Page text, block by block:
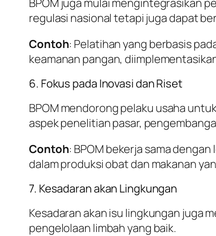
regulasi nasional tetapi juga dapat
Contoh: Pelatihan yang berbasis
keamanan pangan,
6. Fokus pada Inovasi dan Riset
BPOM mendorong pelaku usaha
aspek penelitian pasar,
Contoh: BPOM bekerja sama
dalam produksi obat dan makanan
7. Kesadaran akan Lingkungan
Kesadaran akan isu lingkungan juga
pengelolaan limbah yang baik.